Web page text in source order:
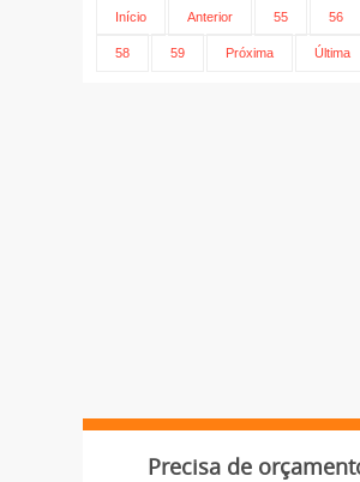
Início Anterior 55 56
58 59 Próxima Última
Precisa de